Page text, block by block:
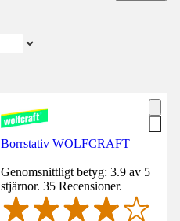
Borrstativ WOLFCRAFT
Genomsnittligt betyg: 3.9 av 5
stjärnor. 35 Recensioner.